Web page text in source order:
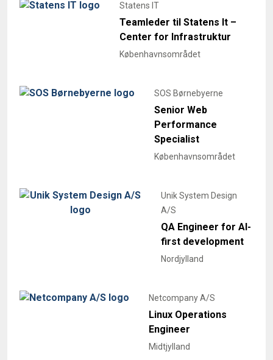
Statens IT
Teamleder til Statens It –
Center for Infrastruktur
Københavnsområdet
SOS Børnebyerne
Senior Web
Performance
Specialist
Københavnsområdet
Unik System Design
A/S
QA Engineer for AI-
first development
Nordjylland
Netcompany A/S
Linux Operations
Engineer
Midtjylland